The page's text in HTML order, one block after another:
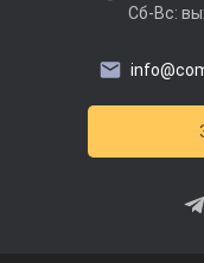
Сб-Вс: